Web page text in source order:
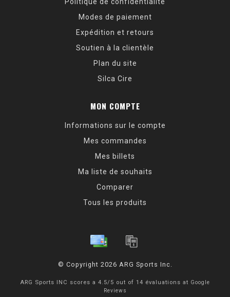
Politique de confidentialité
Modes de paiement
Expédition et retours
Soutien à la clientèle
Plan du site
Silca Cire
MON COMPTE
Informations sur le compte
Mes commandes
Mes billets
Ma liste de souhaits
Comparer
Tous les produits
© Copyright 2026 ARG Sports Inc.
ARG Sports INC scores a 4.5/ 5 out of 14 évaluations at Google
Reviews